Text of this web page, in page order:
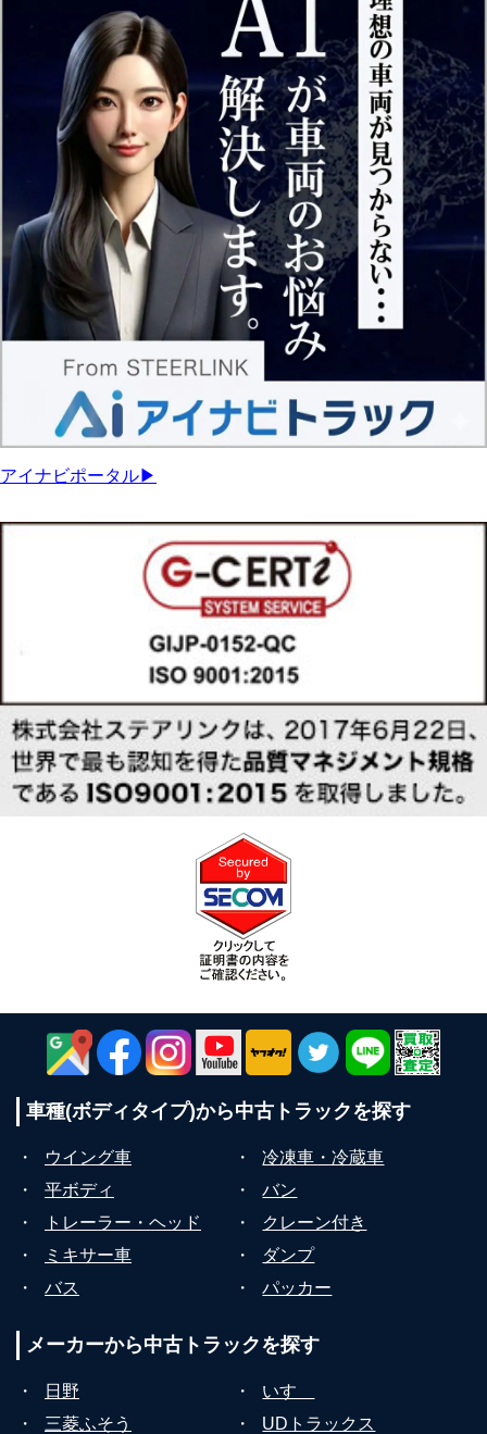
アイナビポータル▶
車種(ボディタイプ)から中古トラックを探す
・ ウイング車 ・
冷凍車・冷蔵車
・
平ボディ ・
バン
・
トレーラー・ヘッド ・
クレーン付き
・
ミキサー車 ・
ダンプ
・
バス ・ パッカー
メーカーから中古トラックを探す
・ 日野 ・
いすゞ
・
三菱ふそう ・ UDトラックス